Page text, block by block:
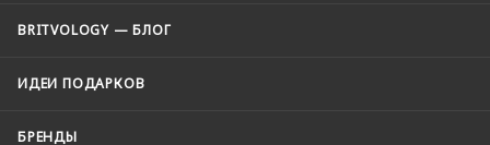
BRITVOLOGY — БЛОГ
ИДЕИ ПОДАРКОВ
БРЕНДЫ